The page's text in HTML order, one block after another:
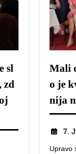
sl
zd
Mali
o je
nija
7.
Upravo